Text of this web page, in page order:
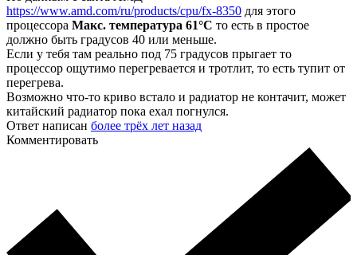
https://www.amd.com/ru/products/cpu/fx-8350 для этого
процессора Макс. температура 61°C то есть в простое
должно быть градусов 40 или меньше.
Если у тебя там реально под 75 градусов прыгает то
процессор ощутимо перегревается и тротлит, то есть тупит от
перегрева.
Возможно что-то криво встало и радиатор не контачит, может
китайский радиатор пока ехал погнулся.
Ответ написан более трёх лет назад
Комментировать